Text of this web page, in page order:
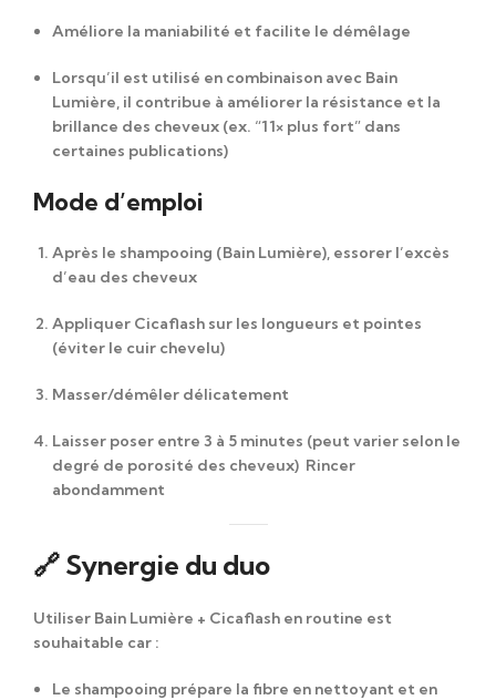
Améliore la maniabilité et facilite le démêlage
Lorsqu’il est utilisé en combinaison avec Bain
Lumière, il contribue à améliorer la résistance et la
brillance des cheveux (ex. “11× plus fort” dans
certaines publications)
Mode d’emploi
Après le shampooing (Bain Lumière), essorer l’excès
d’eau des cheveux
Appliquer Cicaflash sur les longueurs et pointes
(éviter le cuir chevelu)
Masser/démêler délicatement
Laisser poser entre 3 à 5 minutes (peut varier selon le
degré de porosité des cheveux) Rincer
abondamment
🔗 Synergie du duo
Utiliser Bain Lumière + Cicaflash en routine est
souhaitable car :
Le shampooing prépare la fibre en nettoyant et en